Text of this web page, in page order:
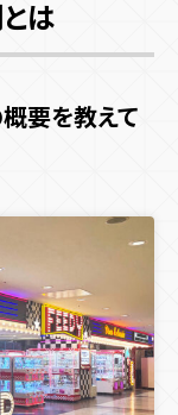
は
要を教えて